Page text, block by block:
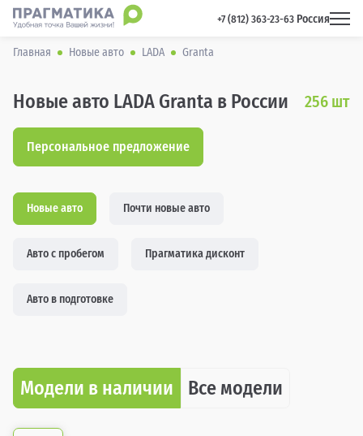
+7 (812) 363-23-63 Россия
Главная Новые авто LADA Granta
Новые авто LADA Granta в России 256 шт
Персональное предложение
Новые авто Почти новые авто
Авто с пробегом Прагматика дисконт
Авто в подготовке
Модели в наличии Все модели